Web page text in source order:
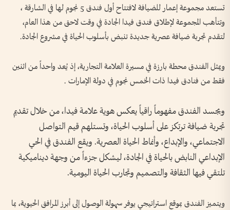
تستعد مجموعة إعمار للضيافة لافتتاح أول فندق 5 نجوم لها في الشارقة ،
وتتأهب المجموعة لإطلاق فندق فيدا الجادة في وقت لاحق من هذا العام،
لتقدم تجربة ضيافة عصرية جديدة تنبض بأسلوب الحياة في مشروع الجادة.
ويمثل الفندق محطة بارزة في مسيرة العلامة التجارية، إذ يُعد واحداً من اثنين
فقط من فنادق فيدا ذات الخمس نجوم في دولة الإمارات .
ويجسد الفندق مفهوماً راقياً يعكس هوية علامة فيدا، من خلال تقديم
تجربة ضيافة ترتكز على أسلوب الحياة، وتستلهم قيم التواصل
الاجتماعي، والإبداع، وأنماط الحياة العصرية. ويقع الفندق في الحي
الإبداعي النابض بالحياة في الجادة، ليشكل جزءاً من وجهة ديناميكية
تلتقي فيها الثقافة والتصميم وتجارب الحياة اليومية.
ويتميز الفندق بموقع استراتيجي يوفر سهولة الوصول إلى أبرز المرافق الحيوية، بما